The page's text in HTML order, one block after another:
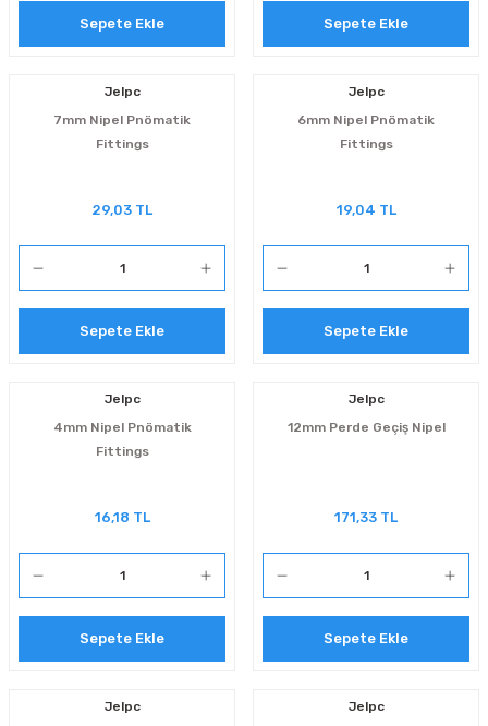
Sepete Ekle Sepete Ekle
Jelpc
7mm Nipel Pnömatik
Fittings
29,03 TL
Sepete Ekle
Jelpc
6mm Nipel Pnömatik
Fittings
19,04 TL
Sepete Ekle
Jelpc
4mm Nipel Pnömatik
Fittings
16,18 TL
Sepete Ekle
Jelpc
12mm Perde Geçiş Nipel
171,33 TL
Sepete Ekle
Jelpc
Jelpc